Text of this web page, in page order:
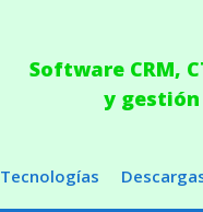
Software CRM,
y
Tecnologías